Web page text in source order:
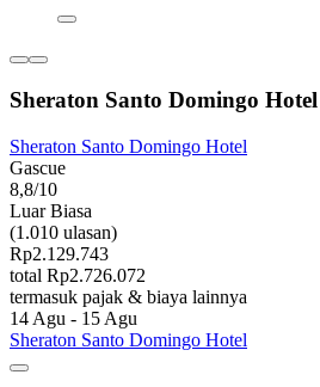
Sheraton Santo Domingo Hotel
Sheraton Santo Domingo Hotel
Gascue
8,8/10
Luar Biasa
(1.010 ulasan)
Rp2.129.743
total Rp2.726.072
termasuk pajak & biaya lainnya
14 Agu - 15 Agu
Sheraton Santo Domingo Hotel